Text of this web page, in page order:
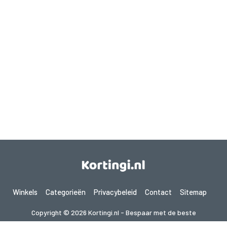
Winkels Categorieën Privacybeleid Contact Sitemap
Copyright © 2026 Kortingi.nl - Bespaar met de beste
kortingscodes 2026. Alle rechten voorbehouden.